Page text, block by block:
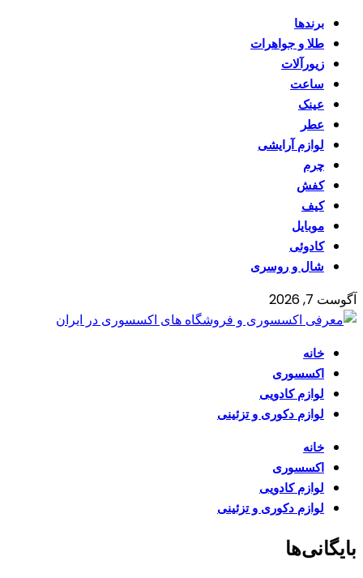
برندها
طلا و جواهرات
زیورآلات
ساعت
عینک
عطر
لوازم آرایشی
چرم
کفش
کیف
موبایل
کادوئی
شال و روسری
آگوست 7, 2026
خانه
اکسسوری
لوازم کادویی
لوازم دکوری و تزئینی
خانه
اکسسوری
لوازم کادویی
لوازم دکوری و تزئینی
بایگانی‌ها